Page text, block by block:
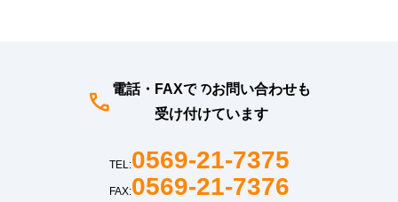
電話・FAXでのお問い合わせも
受け付けています
TEL:0569-21-7375
FAX:0569-21-7376